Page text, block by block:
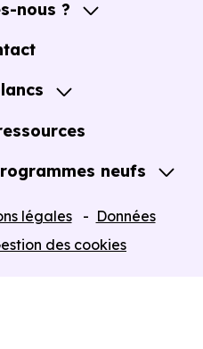
nous ?
neuf en VEFA
neufs
légales
Données
des cookies